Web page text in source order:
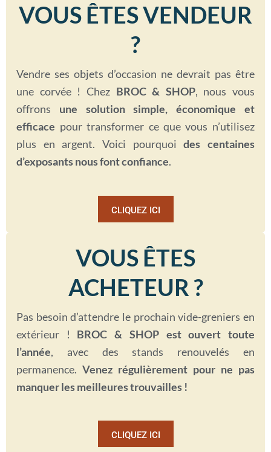
VOUS ÊTES VENDEUR
?
Vendre ses objets d’occasion ne devrait pas être
une corvée ! Chez BROC & SHOP, nous vous
offrons une solution simple, économique et
efficace pour transformer ce que vous n’utilisez
plus en argent. Voici pourquoides centaines
d’exposants nous font confiance.
CLIQUEZ ICI
VOUS ÊTES
ACHETEUR ?
Pas besoin d’attendre le prochain vide-greniers en
extérieur ! BROC & SHOP est ouvert toute
l’année, avec des stands renouvelés en
permanence.Venez régulièrement pour ne pas
manquer les meilleures trouvailles !
CLIQUEZ ICI